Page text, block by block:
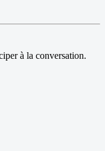
à la conversation.